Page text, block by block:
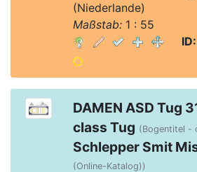
(Niederlande)
Maßstab:1 : 55
ID:
DAMEN ASD Tug
class Tug (Bogentitel -
Schlepper Smit
(Online-Katalog))